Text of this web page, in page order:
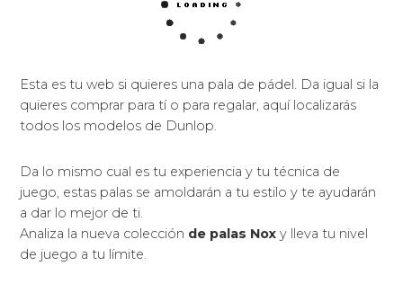
Esta es tu web si quieres una pala de pádel. Da igual si la
quieres comprar para tí o para regalar, aquí localizarás
todos los modelos de Dunlop.
Da lo mismo cual es tu experiencia y tu técnica de
juego, estas palas se amoldarán a tu estilo y te ayudarán
a dar lo mejor de ti.
Analiza la nueva colección de palas Nox y lleva tu nivel
de juego a tu límite.